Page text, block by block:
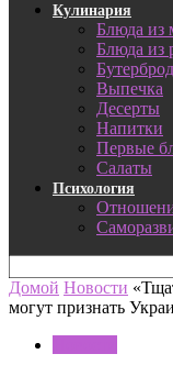
Кулинария
Блюда из
Блюда из
Выпечка
Десерты
Напитки
Первые
Салаты
Психология
Домой Новости
могут признать